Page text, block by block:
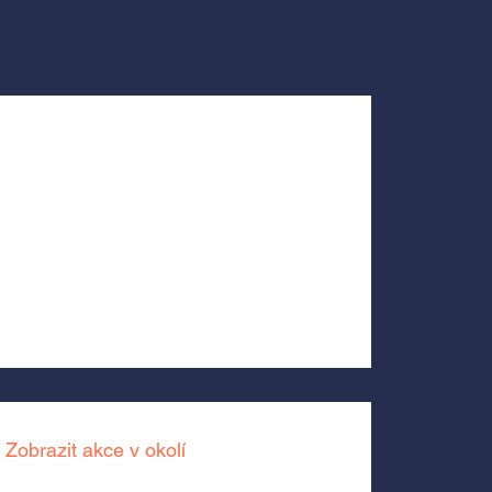
Zobrazit akce v okolí